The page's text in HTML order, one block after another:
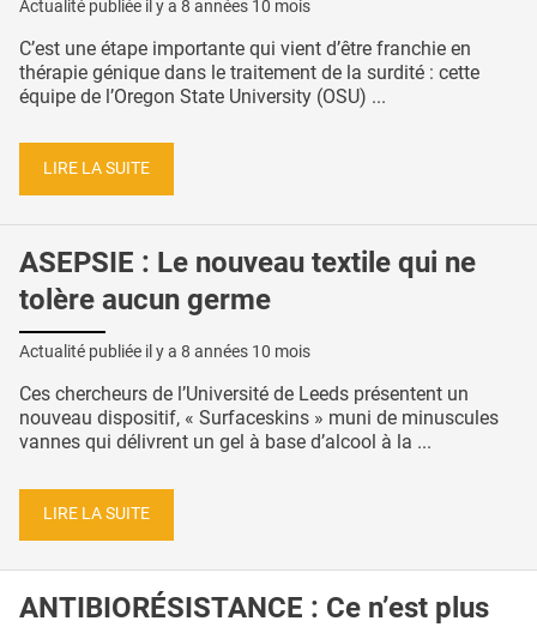
Actualité publiée il y a 8 années 10 mois
C’est une étape importante qui vient d’être franchie en
thérapie génique dans le traitement de la surdité : cette
équipe de l’Oregon State University (OSU) ...
LIRE LA SUITE
ASEPSIE : Le nouveau textile qui ne
tolère aucun germe
Actualité publiée il y a 8 années 10 mois
Ces chercheurs de l’Université de Leeds présentent un
nouveau dispositif, « Surfaceskins » muni de minuscules
vannes qui délivrent un gel à base d’alcool à la ...
LIRE LA SUITE
ANTIBIORÉSISTANCE : Ce n’est plus